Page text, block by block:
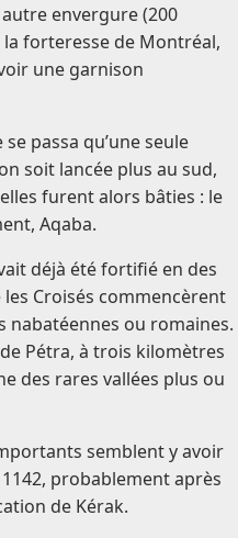
envergure (200
forteresse de Montréal,
une garnison
passa qu’une seule
soit lancée plus au sud,
furent alors bâties : le
Aqaba.
déjà été fortifié en des
Croisés commencèrent
nabatéennes ou romaines.
Pétra, à trois kilomètres
des rares vallées plus ou
semblent y avoir
probablement après
de Kérak.